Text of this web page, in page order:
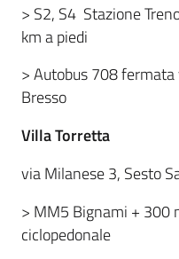
> S2, S4 Stazione
km a piedi
> Autobus 708 fermata
Bresso
Villa Torretta
via Milanese 3, Sesto
> MM5 Bignami + 300
ciclopedonale